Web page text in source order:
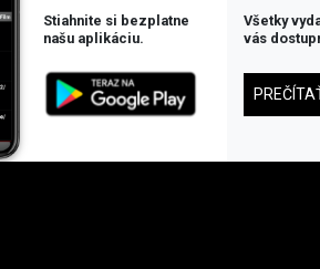
Stiahnite si bezplatne
našu aplikáciu.
Všetky
vás